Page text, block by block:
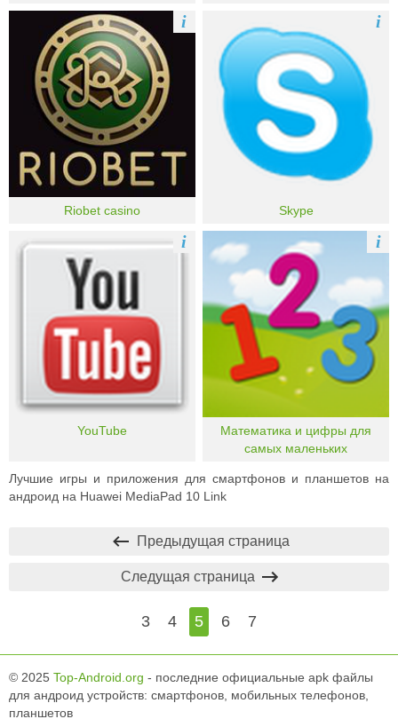
Riobet casino
i
Skype
i
YouTube
i
Математика и цифры для
самых маленьких
i
Лучшие игры и приложения для смартфонов и планшетов на
андроид на Huawei MediaPad 10 Link
Предыдущая страница
3 4 5 6 7
Следущая страница
© 2025 Top-Android.org - последние официальные apk файлы
для андроид устройств: смартфонов, мобильных телефонов,
планшетов